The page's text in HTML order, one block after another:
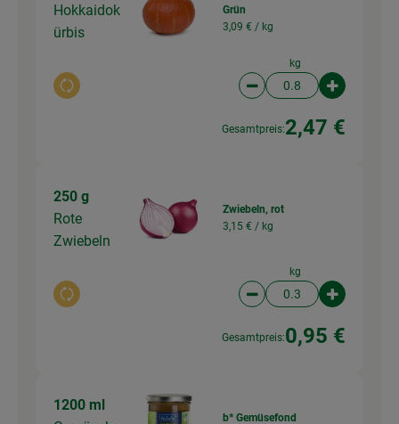
Hokkaidok
ürbis
Auswahl ändern
Grün
3,09 € / kg
kg
Artikelanzahl
Gesamtpreis:2,47 €
250 g
Rote
Zwiebeln
Auswahl ändern
Zwiebeln, rot
3,15 € / kg
kg
Artikelanzahl
Gesamtpreis:0,95 €
1200 ml
b* Gemüsefond